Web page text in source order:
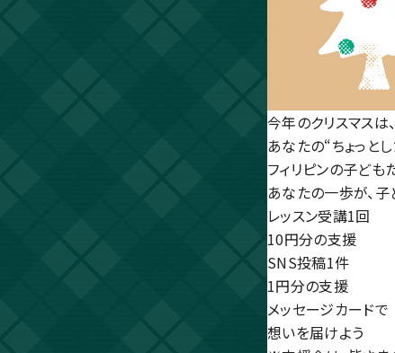
今年のクリスマスは、
あなたの“ちょっと
フィリピンの子ども
あなたの一歩が、子
レッスン受講1回
10円分の支援
SNS投稿1件
1円分の支援
メッセージカードで
想いを届けよう